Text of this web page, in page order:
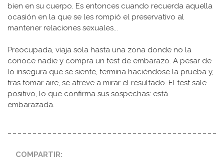
bien en su cuerpo. Es entonces cuando recuerda aquella
ocasión en la que se les rompió el preservativo al
mantener relaciones sexuales...
Preocupada, viaja sola hasta una zona donde no la
conoce nadie y compra un test de embarazo. A pesar de
lo insegura que se siente, termina haciéndose la prueba y,
tras tomar aire, se atreve a mirar el resultado. El test sale
positivo, lo que confirma sus sospechas: está
embarazada.
COMPARTIR: